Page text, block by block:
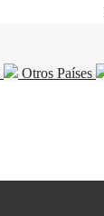
Otros Países